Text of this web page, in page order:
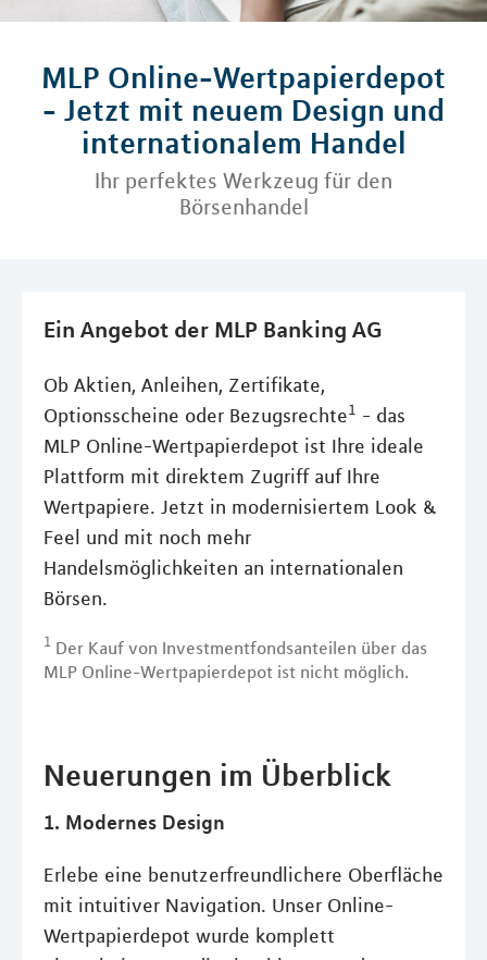
MLP Online-Wertpapierdepot
- Jetzt mit neuem Design und
internationalem Handel
Ihr perfektes Werkzeug für den
Börsenhandel
Ein Angebot der MLP Banking AG
Ob Aktien, Anleihen, Zertifikate,
Optionsscheine oder Bezugsrechte1 - das
MLP Online-Wertpapierdepot ist Ihre ideale
Plattform mit direktem Zugriff auf Ihre
Wertpapiere. Jetzt in modernisiertem Look &
Feel und mit noch mehr
Handelsmöglichkeiten an internationalen
Börsen.
1 Der Kauf von Investmentfondsanteilen über das
MLP Online-Wertpapierdepot ist nicht möglich.
Neuerungen im Überblick
1. Modernes Design
Erlebe eine benutzerfreundlichere Oberfläche
mit intuitiver Navigation. Unser Online-
Wertpapierdepot wurde komplett